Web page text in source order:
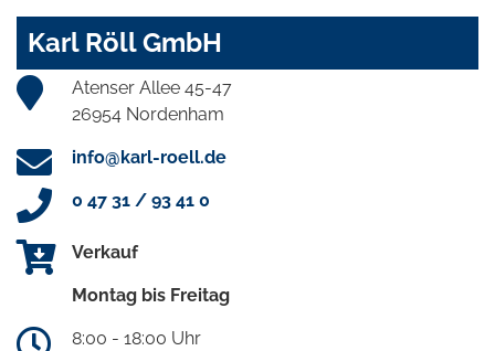
Karl Röll GmbH
Atenser Allee 45-47
26954 Nordenham
info@karl-roell.de
0 47 31 / 93 41 0
Verkauf
Montag bis Freitag
8:00 - 18:00 Uhr